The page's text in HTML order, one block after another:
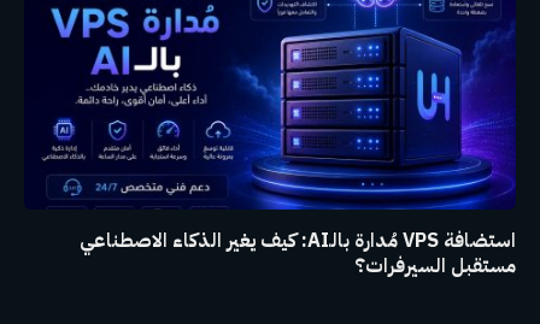
استضافة VPS مُدارة بالـAI: كيف يغير الذكاء الاصطناعي
مستقبل السيرفرات؟